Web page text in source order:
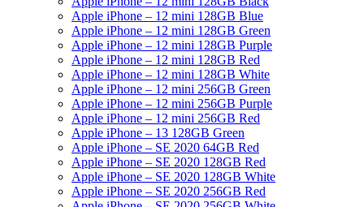
Apple iPhone – 12 mini 128GB Blue
Apple iPhone – 12 mini 128GB Green
Apple iPhone – 12 mini 128GB Purple
Apple iPhone – 12 mini 128GB Red
Apple iPhone – 12 mini 128GB White
Apple iPhone – 12 mini 256GB Green
Apple iPhone – 12 mini 256GB Purple
Apple iPhone – 12 mini 256GB Red
Apple iPhone – 13 128GB Green
Apple iPhone – SE 2020 64GB Red
Apple iPhone – SE 2020 128GB Red
Apple iPhone – SE 2020 128GB White
Apple iPhone – SE 2020 256GB Red